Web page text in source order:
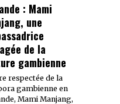
: Mami
une
de la
gambienne
respectée de la
gambienne en
Mami Manjang,